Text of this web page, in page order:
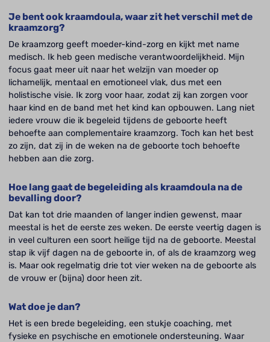
Je bent ook kraamdoula, waar zit het verschil met de
kraamzorg?
De kraamzorg geeft moeder-kind-zorg en kijkt met name
medisch. Ik heb geen medische verantwoordelijkheid. Mijn
focus gaat meer uit naar het welzijn van moeder op
lichamelijk, mentaal en emotioneel vlak, dus met een
holistische visie. Ik zorg voor haar, zodat zij kan zorgen voor
haar kind en de band met het kind kan opbouwen. Lang niet
iedere vrouw die ik begeleid tijdens de geboorte heeft
behoefte aan complementaire kraamzorg. Toch kan het best
zo zijn, dat zij in de weken na de geboorte toch behoefte
hebben aan die zorg.
Hoe lang gaat de begeleiding als kraamdoula na de
bevalling door?
Dat kan tot drie maanden of langer indien gewenst, maar
meestal is het de eerste zes weken. De eerste veertig dagen is
in veel culturen een soort heilige tijd na de geboorte. Meestal
stap ik vijf dagen na de geboorte in, of als de kraamzorg weg
is. Maar ook regelmatig drie tot vier weken na de geboorte als
de vrouw er (bijna) door heen zit.
Wat doe je dan?
Het is een brede begeleiding, een stukje coaching, met
fysieke en psychische en emotionele ondersteuning. Waar